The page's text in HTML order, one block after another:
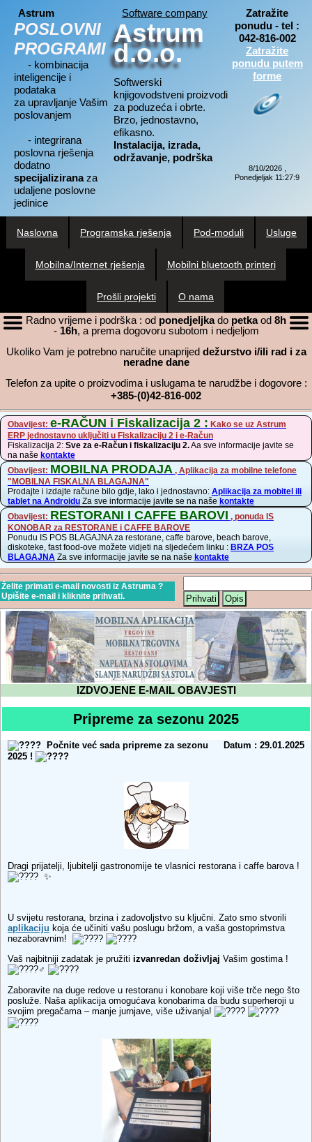
Astrum
POSLOVNI
PROGRAMI
- kombinacija
inteligencije i
podataka
za upravljanje Vašim
poslovanjem
- integrirana
poslovna rješenja
dodatno
specijaliziranaza
udaljene poslovne
jedinice
Software company
Astrum
d.o.o.
Softwerski
knjigovodstveni proizvodi
za poduzeća i obrte.
Brzo, jednostavno,
efikasno.
Instalacija, izrada,
održavanje, podrška
Zatražite
ponudu - tel :
042-816-002
Zatražite
ponudu putem
forme
8/10/2026 ,
Ponedjeljak 11:27:10
Naslovna Programska rješenja Pod-moduli Usluge
Mobilna/Internet rješenja Mobilni bluetooth printeri
Prošli projekti O nama
Radno vrijeme i podrška : od ponedjeljkado petkaod 8h
- 16h, a prema dogovoru subotom i nedjeljom
Ukoliko Vam je potrebno naručite unaprijed dežurstvo i/ili rad i za
neradne dane
Telefon za upite o proizvodima i uslugama te narudžbe i dogovore :
+385-(0)42-816-002
Obavijest: e-RAČUN i Fiskalizacija 2 : Kako se uz Astrum
ERP jednostavno uključiti u Fiskalizaciju 2 i e-Račun
Fiskalizacija 2: Sve za e-Račun i fiskalizaciju 2.Aa sve informacije javite se
na naše kontakte
Obavijest: MOBILNA PRODAJA , Aplikacija za mobilne telefone
"MOBILNA FISKALNA BLAGAJNA"
Prodajte i izdajte račune bilo gdje, lako i jednostavno: Aplikacija za mobitel ili
tablet na Androidu Za sve informacije javite se na naše kontakte
Obavijest: RESTORANI I CAFFE BAROVI , ponuda IS
KONOBAR za RESTORANE i CAFFE BAROVE
Ponudu IS POS BLAGAJNA za restorane, caffe barove, beach barove,
diskoteke, fast food-ove možete vidjeti na sljedećem linku : BRZA POS
BLAGAJNA Za sve informacije javite se na naše kontakte
Želite primati e-mail novosti iz Astruma ?
Upišite e-mail i kliknite prihvati.
Prihvati Opis
IZDVOJENE E-MAIL OBAVJESTI
Pripreme za sezonu 2025
Datum : 29.01.2025
Počnite već sada pripreme za sezonu
2025 !
Dragi prijatelji, ljubitelji gastronomije te vlasnici restorana i caffe barova !
✨
U svijetu restorana, brzina i zadovoljstvo su ključni. Zato smo stvorili
aplikaciju koja će učiniti vašu poslugu bržom, a vaša gostoprimstva
nezaboravnim!
Vaš najbitniji zadatak je pružiti izvanredan doživljaj Vašim gostima !
Zaboravite na duge redove u restoranu i konobare koji više trče nego što
posluže. Naša aplikacija omogućava konobarima da budu superheroji u
svojim pregačama – manje jurnjave, više uživanja!